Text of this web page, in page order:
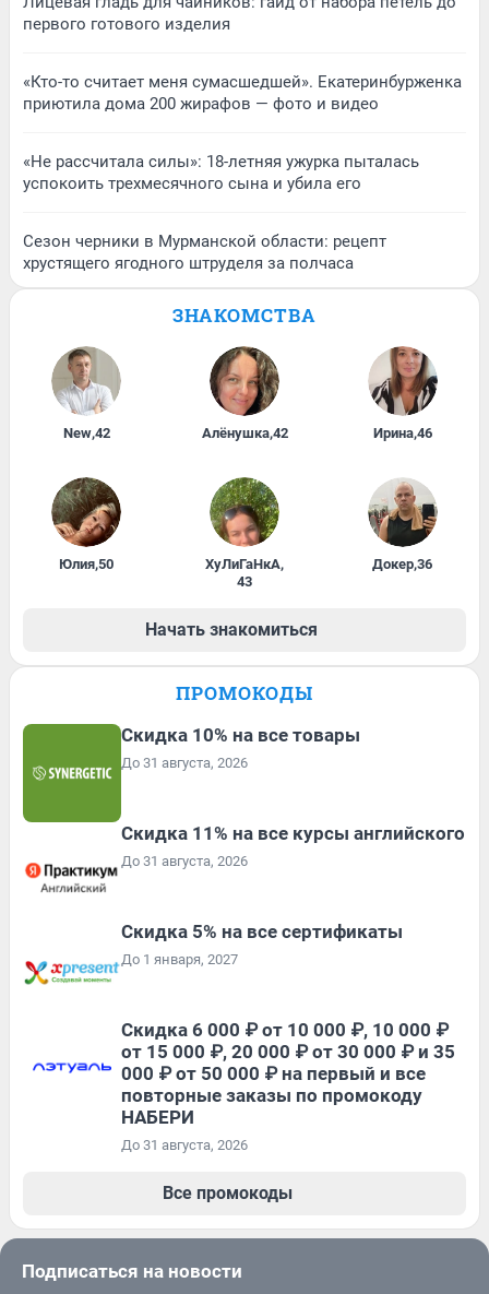
первого готового изделия
«Кто-то считает меня сумасшедшей». Екатеринбурженка
приютила дома 200 жирафов — фото и видео
«Не рассчитала силы»: 18-летняя ужурка пыталась
успокоить трехмесячного сына и убила его
Сезон черники в Мурманской области: рецепт
хрустящего ягодного штруделя за полчаса
ЗНАКОМСТВА
New,42 Алёнушка,42 Ирина,46
Юлия,50 ХуЛиГаНкА,
43
Докер,36
Начать знакомиться
ПРОМОКОДЫ
Скидка 10% на все товары
До 31 августа, 2026
Скидка 11% на все курсы английского
До 31 августа, 2026
Скидка 5% на все сертификаты
До 1 января, 2027
Скидка 6 000 ₽ от 10 000 ₽, 10 000 ₽
от 15 000 ₽, 20 000 ₽ от 30 000 ₽ и 35
000 ₽ от 50 000 ₽ на первый и все
повторные заказы по промокоду
НАБЕРИ
До 31 августа, 2026
Все промокоды
Подписаться на новости